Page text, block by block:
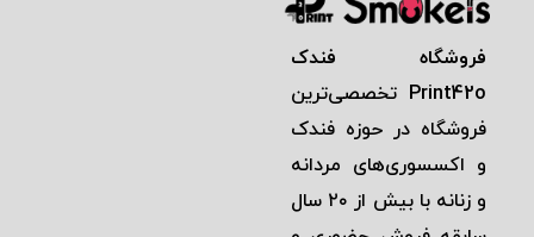
فروشگاه فندک
Print42o تخصصی‌ترين
فروشگاه در حوزه فندک
و اكسسوری‌های مردانه
و زنانه با بيش از ٢٠ سال